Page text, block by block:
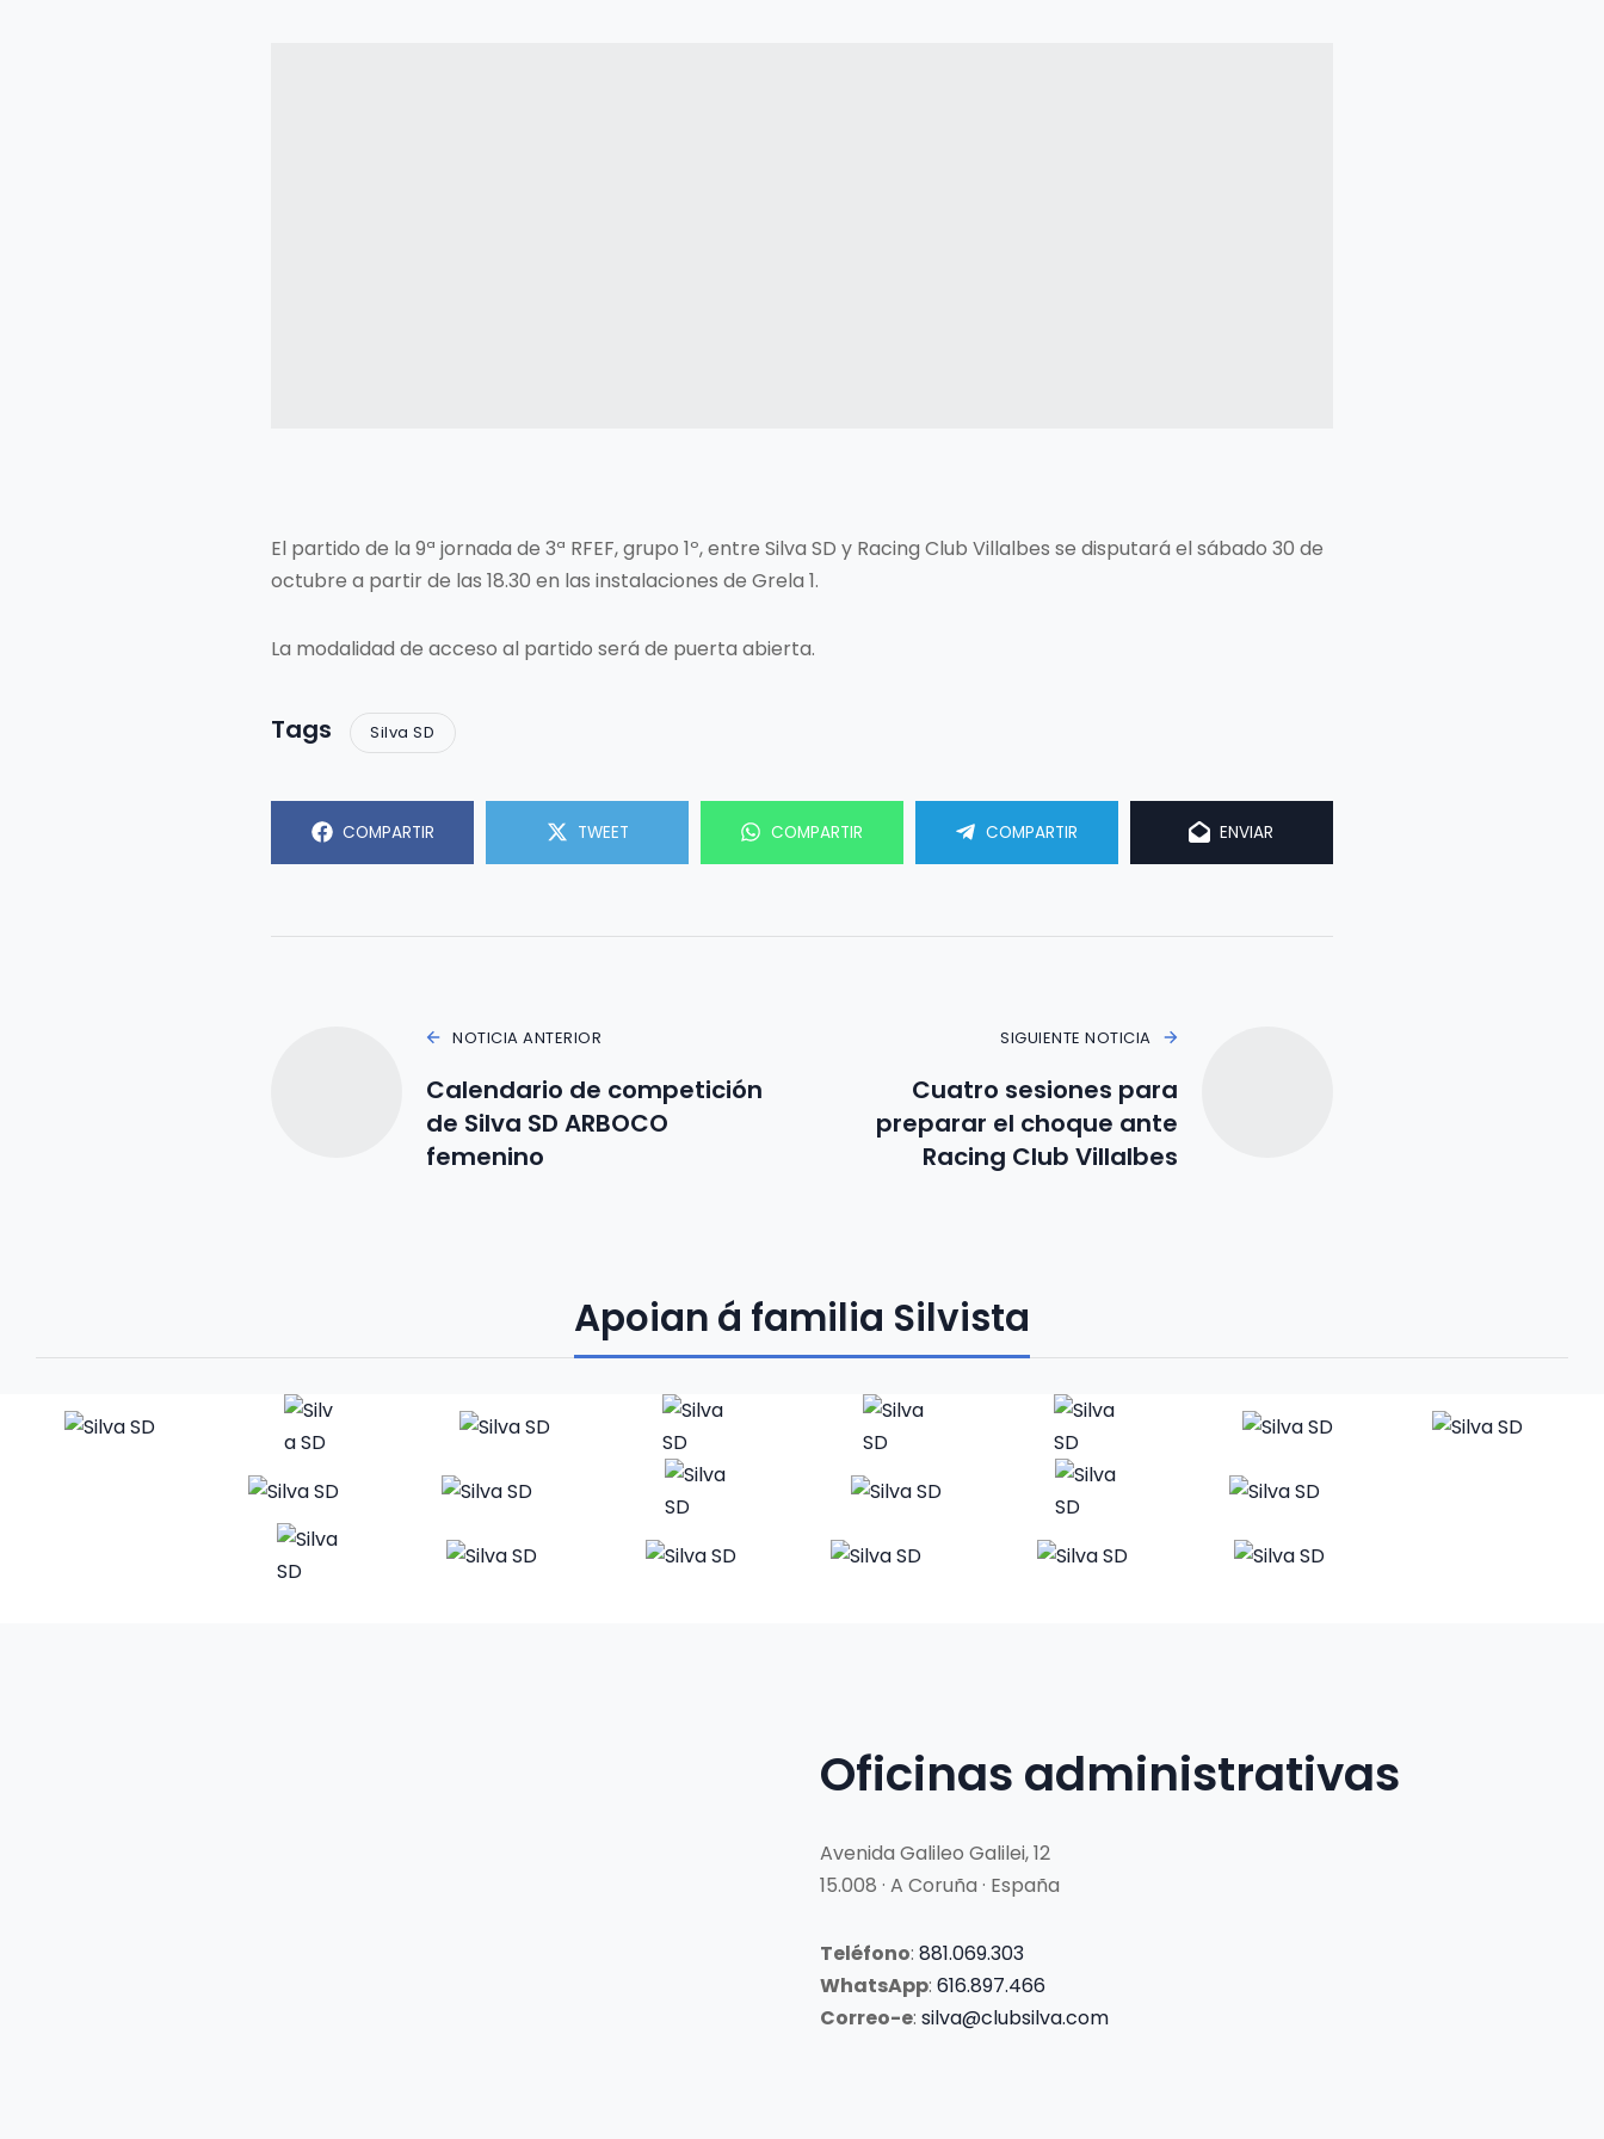
El partido de la 9ª jornada de 3ª RFEF, grupo 1º, entre Silva SD y Racing Club Villalbes se disputará el sábado 30 de
octubre a partir de las 18.30 en las instalaciones de Grela 1.
La modalidad de acceso al partido será de puerta abierta.
Tags Silva SD
COMPARTIR TWEET COMPARTIR COMPARTIR ENVIAR
NOTICIA ANTERIOR
Calendario de competición
de Silva SD ARBOCO
femenino
SIGUIENTE NOTICIA
Cuatro sesiones para
preparar el choque ante
Racing Club Villalbes
Apoian á familia Silvista
Oficinas administrativas
Avenida Galileo Galilei, 12
15.008 · A Coruña · España
Teléfono: 881.069.303
WhatsApp: 616.897.466
Correo-e: silva@clubsilva.com